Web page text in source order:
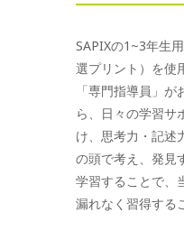
SAPIXの1~3年生
選プリント）を使
「専門指導員」
ら、日々の学習サ
け、思考力・記述
の頭で考え、発見
学習することで、
漏れなく習得する